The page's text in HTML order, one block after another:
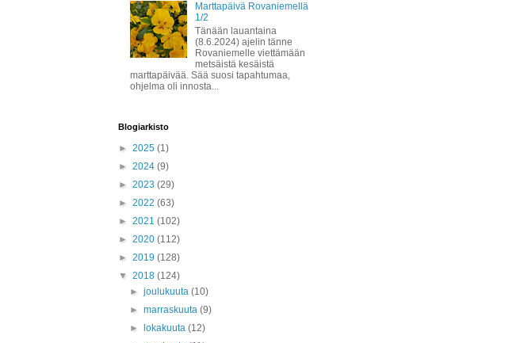
Marttapäivä Rovaniemellä
1/2
Tänään lauantaina
(8.6.2024) ajelin tänne
Rovaniemelle viettämään
metsäistä kesäistä
marttapäivää. Sää suosi tapahtumaa,
ohjelma oli innosta...
Blogiarkisto
► 2025 (1)
► 2024 (9)
► 2023 (29)
► 2022 (63)
► 2021 (102)
► 2020 (112)
► 2019 (128)
▼ 2018 (124)
►joulukuuta(10)
►marraskuuta(9)
►
lokakuuta(12)